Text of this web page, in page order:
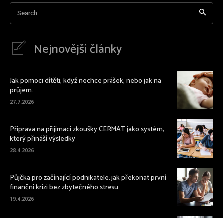
Search
Nejnovější články
Jak pomoci dítěti, když nechce prášek, nebo jak na
průjem.
27.7.2026
Příprava na přijímací zkoušky CERMAT jako systém,
který přináší výsledky
28.4.2026
Půjčka pro začínající podnikatele: jak překonat první
finanční krizi bez zbytečného stresu
19.4.2026